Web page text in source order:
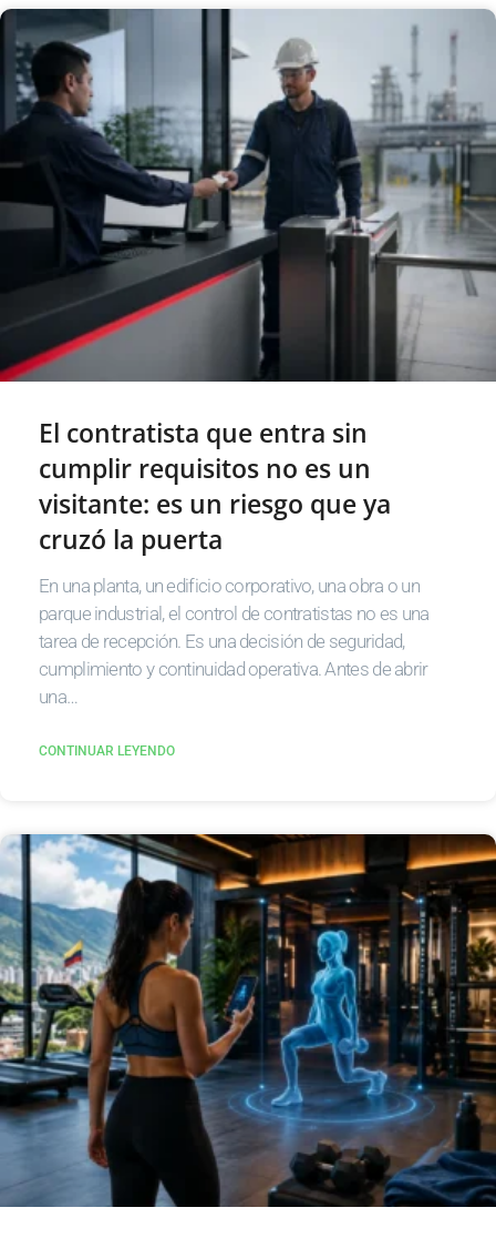
El contratista que entra sin
cumplir requisitos no es un
visitante: es un riesgo que ya
cruzó la puerta
En una planta, un edificio corporativo, una obra o un
parque industrial, el control de contratistas no es una
tarea de recepción. Es una decisión de seguridad,
cumplimiento y continuidad operativa. Antes de abrir
una…
CONTINUAR LEYENDO